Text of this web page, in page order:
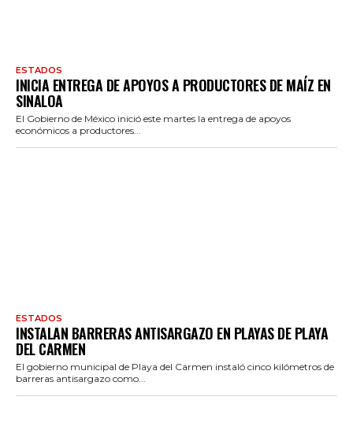
ESTADOS
INICIA ENTREGA DE APOYOS A PRODUCTORES DE MAÍZ EN
SINALOA
El Gobierno de México inició este martes la entrega de apoyos
económicos a productores...
ESTADOS
INSTALAN BARRERAS ANTISARGAZO EN PLAYAS DE PLAYA
DEL CARMEN
El gobierno municipal de Playa del Carmen instaló cinco kilómetros de
barreras antisargazo como...